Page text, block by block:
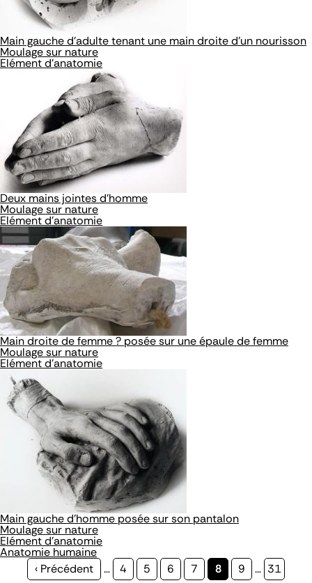
Main gauche d'adulte tenant une main droite d'un nourisson
Moulage sur nature
Elément d'anatomie
Deux mains jointes d'homme
Moulage sur nature
Elément d'anatomie
Main droite de femme ? posée sur une épaule de femme
Moulage sur nature
Elément d'anatomie
Main gauche d'homme posée sur son pantalon
Moulage sur nature
Elément d'anatomie
Anatomie humaine
Page
‹ Précédent … Page
4 Page
5 Page
6 Page
7
Page
8 Page
9 … Page
31